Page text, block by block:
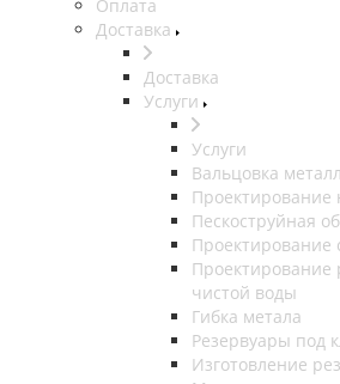
Оплата
Доставка
Доставка
Услуги
Услуги
Вальцовка
Проектирование
Пескоструйная
Проектирование
Проектирование
чистой воды
Гибка метала
Резервуары под
Изготовление